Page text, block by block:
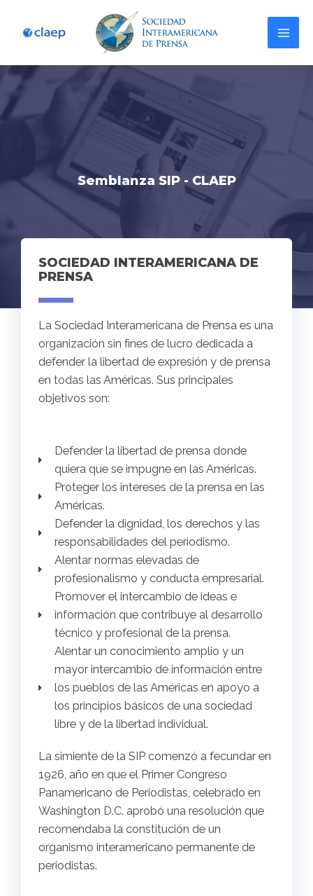
Semblanza SIP - CLAEP
SOCIEDAD INTERAMERICANA DE
PRENSA
La Sociedad Interamericana de Prensa es una
organización sin fines de lucro dedicada a
defender la libertad de expresión y de prensa
en todas las Américas. Sus principales
objetivos son:
Defender la libertad de prensa donde
quiera que se impugne en las Américas.
Proteger los intereses de la prensa en las
Américas.
Defender la dignidad, los derechos y las
responsabilidades del periodismo.
Alentar normas elevadas de
profesionalismo y conducta empresarial.
Promover el intercambio de ideas e
información que contribuye al desarrollo
técnico y profesional de la prensa.
Alentar un conocimiento amplio y un
mayor intercambio de información entre
los pueblos de las Américas en apoyo a
los principios básicos de una sociedad
libre y de la libertad individual.
La simiente de la SIP comenzó a fecundar en
1926, año en que el Primer Congreso
Panamericano de Periodistas, celebrado en
Washington D.C. aprobó una resolución que
recomendaba la constitución de un
organismo interamericano permanente de
periodistas.